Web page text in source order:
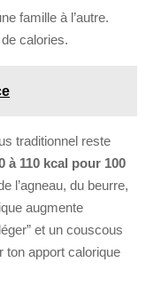
famille à l’autre.
calories.
traditionnel reste
à 110 kcal pour 100
l’agneau, du beurre,
augmente
et un couscous
ton apport calorique